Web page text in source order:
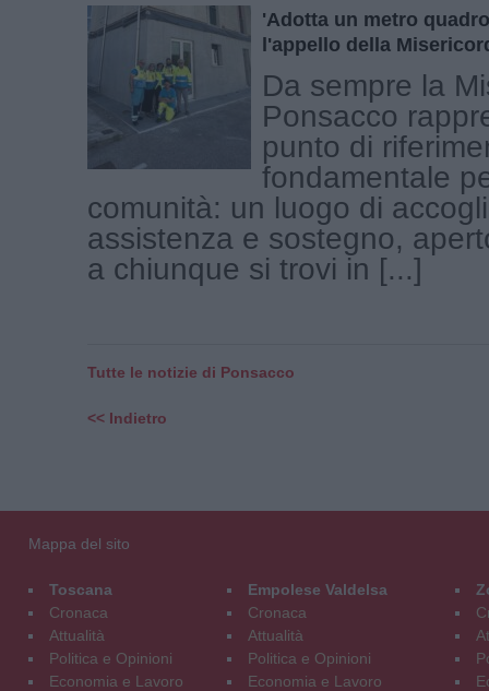
'Adotta un metro
l'appello della
Da sempre la
Ponsacco
punto di
fondamentale
comunità: un luogo di
assistenza e sostegno,
a chiunque si trovi in [...]
Tutte le notizie di Ponsacco
<< Indietro
Mappa del sito
Toscana
Cronaca
Attualità
Politica e Opinioni
Economia e Lavoro
Empolese Valdelsa
Cronaca
Attualità
Politica e Opinioni
Economia e Lavoro